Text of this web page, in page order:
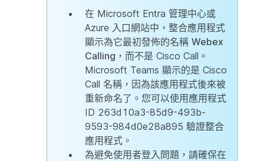
在 Microsoft Entra 管理中心或
Azure 入口網站中，整合應用程式
顯示為它最初發佈的名稱 Webex
Calling ，而不是 Cisco Call。
Microsoft Teams 顯示的是 Cisco
Call 名稱，因為該應用程式後來被
重新命名了。您可以使用應用程式
ID 263d10a3-85d9-493b-
9593-984d0e28a895 驗證整合
應用程式。
為避免使用者登入問題，請確保在